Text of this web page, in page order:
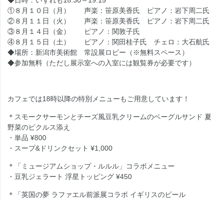
①８月１０日（月） 声楽：笹原美香氏 ピアノ：岩下周二氏
②８月１１日（火） 声楽：笹原美香氏 ピアノ：岩下周二氏
③８月１４日（金） ピアノ：関敦子氏
④８月１５日（土） ピアノ：関田桂子氏 チェロ：大石航氏
◆場所：新潟市美術館 常設展ロビー（※無料スペース）
◆参加無料（ただし展示室への入室には観覧券が必要です）
カフェでは18時以降の特別メニューもご用意しています！
＊スモークサーモンとチーズ風豆乳クリームのベーグルサンド 夏
野菜のピクルス添え
・単品 ¥800
・スープ&ドリンクセット ¥1,000
＊「ミュージアムショップ・ルルル」コラボメニュー
・豆乳ジェラート 浮星トッピング ¥450
＊「英国の夢 ラファエル前派展コラボ イギリスのビール